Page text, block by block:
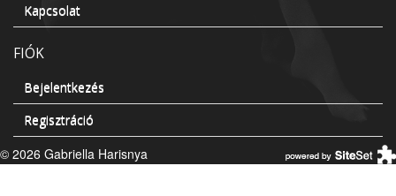
Kapcsolat
FIÓK
Bejelentkezés
Regisztráció
© 2026 Gabriella Harisnya